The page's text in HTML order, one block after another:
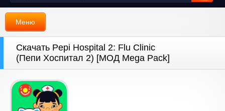
Меню
Скачать Pepi Hospital 2: Flu Clinic
(Пепи Хоспитал 2) [МОД Mega Pack]